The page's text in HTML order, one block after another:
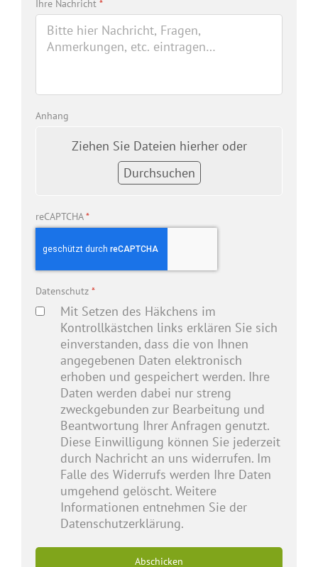
Ihre Nachricht *
Anhang
Ziehen Sie Dateien hierher oder
Durchsuchen
reCAPTCHA*
Datenschutz *
Mit Setzen des Häkchens im
Kontrollkästchen links erklären Sie sich
einverstanden, dass die von Ihnen
angegebenen Daten elektronisch
erhoben und gespeichert werden. Ihre
Daten werden dabei nur streng
zweckgebunden zur Bearbeitung und
Beantwortung Ihrer Anfragen genutzt.
Diese Einwilligung können Sie jederzeit
durch Nachricht an uns widerrufen. Im
Falle des Widerrufs werden Ihre Daten
umgehend gelöscht. Weitere
Informationen entnehmen Sie der
Datenschutzerklärung.
Abschicken